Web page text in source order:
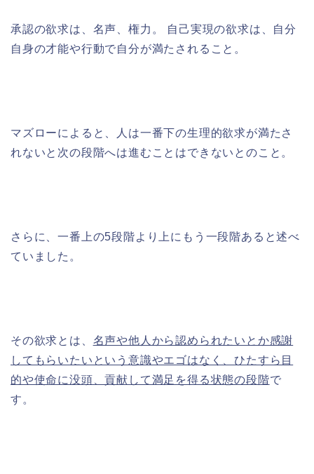
承認の欲求は、名声、権力。 自己実現の欲求は、自分
自身の才能や行動で自分が満たされること。
マズローによると、人は一番下の生理的欲求が満たさ
れないと次の段階へは進むことはできないとのこと。
さらに、一番上の5段階より上にもう一段階あると述べ
ていました。
その欲求とは、 名声や他人から認められたいとか感謝
してもらいたいという意識やエゴはなく、ひたすら目
的や使命に没頭、貢献して満足を得る状態の段階で
す。